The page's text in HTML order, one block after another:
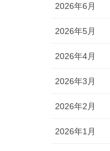
2026年6月
2026年5月
2026年4月
2026年3月
2026年2月
2026年1月